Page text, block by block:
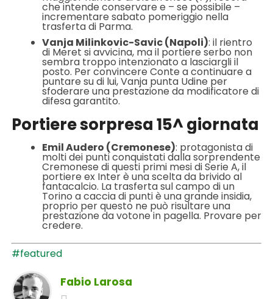
che intende conservare e – se possibile –
incrementare sabato pomeriggio nella
trasferta di Parma.
Vanja Milinkovic-Savic (Napoli): il rientro
di Meret si avvicina, ma il portiere serbo non
sembra troppo intenzionato a lasciargli il
posto. Per convincere Conte a continuare a
puntare su di lui, Vanja punta Udine per
sfoderare una prestazione da modificatore di
difesa garantito.
Portiere sorpresa 15^ giornata
Emil Audero (Cremonese): protagonista di
molti dei punti conquistati dalla sorprendente
Cremonese di questi primi mesi di Serie A, il
portiere ex Inter è una scelta da brivido al
fantacalcio. La trasferta sul campo di un
Torino a caccia di punti è una grande insidia,
proprio per questo ne può risultare una
prestazione da votone in pagella. Provare per
credere.
#featured
Fabio Larosa